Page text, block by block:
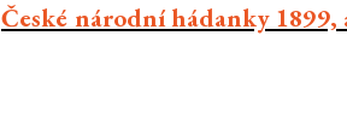
České národní hádanky